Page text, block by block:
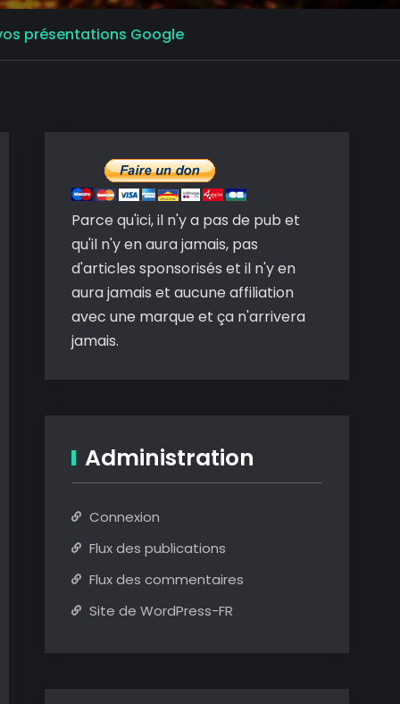
présentations Google
Parce qu'ici, il n'y a pas de pub et
qu'il n'y en aura jamais, pas
d'articles sponsorisés et il n'y en
aura jamais et aucune affiliation
avec une marque et ça n'arrivera
jamais.
Administration
Connexion
Flux des publications
Flux des commentaires
Site de WordPress-FR